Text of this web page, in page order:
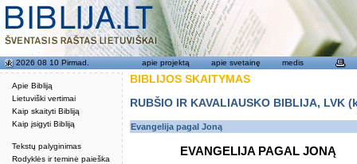
Apie Bibliją
Lietuviški vertimai
Kaip skaityti Bibliją
Kaip įsigyti Bibliją
Tekstų palyginimas
Rodyklės ir teminė paieška
2026 08 10 Pirmad. apie projektą apie svetainę medis
BIBLIJOS SKAITYMAS
RUBŠIO IR KAVALIAUSKO BIBLIJA,
Evangelija pagal Joną
EVANGELIJA PAGAL JONĄ